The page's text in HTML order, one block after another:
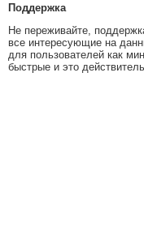
Поддержка
Не переживайте,
все интересующие на
для пользователей как
быстрые и это